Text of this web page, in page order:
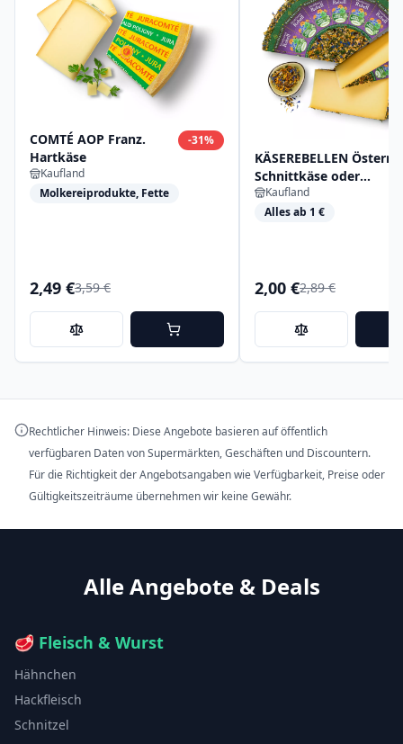
COMTÉ AOP Franz.
Hartkäse
-31%
Kaufland
Molkereiprodukte, Fette
2,49 €3,59 €
KÄSEREBELLEN Österr.
Schnittkäse oder
Hartkäse
Kaufland
Alles ab 1 €
2,00 €2,89 €
Rechtlicher Hinweis: Diese Angebote basieren auf öffentlich
verfügbaren Daten von Supermärkten, Geschäften und Discountern.
Für die Richtigkeit der Angebotsangaben wie Verfügbarkeit, Preise oder
Gültigkeitszeiträume übernehmen wir keine Gewähr.
Alle Angebote & Deals
🥩 Fleisch & Wurst
Hähnchen
Hackfleisch
Schnitzel